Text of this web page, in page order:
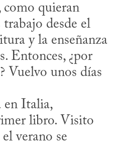
como quieran
desde el
y la enseñanza
Entonces, ¿por
Vuelvo unos días
libro. Visito
verano se